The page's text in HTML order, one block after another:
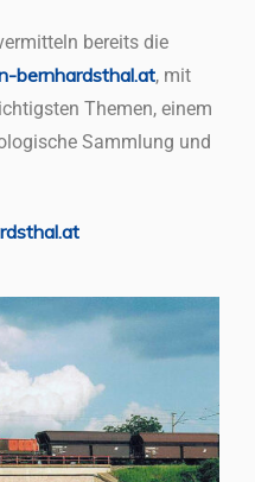
bereits die
bernhardsthal.at, mit
Themen, einem
Sammlung und